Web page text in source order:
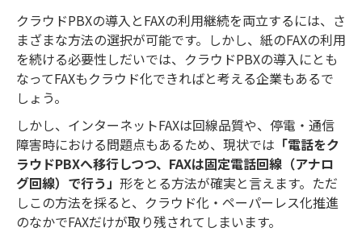
クラウドPBXの導入とFAXの利用継続を両立するには、さ
まざまな方法の選択が可能です。しかし、紙のFAXの利用
を続ける必要性しだいでは、クラウドPBXの導入にとも
なってFAXもクラウド化できればと考える企業もあるで
しょう。
しかし、インターネットFAXは回線品質や、停電・通信
障害時における問題点もあるため、現状では 「電話をク
ラウドPBXへ移行しつつ、FAXは固定電話回線（アナロ
グ回線）で行う」 形をとる方法が確実と言えます。ただ
しこの方法を採ると、クラウド化・ペーパーレス化推進
のなかでFAXだけが取り残されてしまいます。